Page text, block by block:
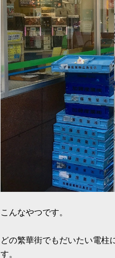
こんなやつです。
どの繁華街でもだいたい電柱
す。